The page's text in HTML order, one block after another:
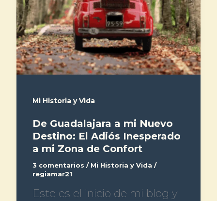
Mi Historia y Vida
De Guadalajara a mi Nuevo
Destino: El Adiós Inesperado
a mi Zona de Confort
3 comentarios / Mi Historia y Vida /
regiamar21
Este es el inicio de mi blog y